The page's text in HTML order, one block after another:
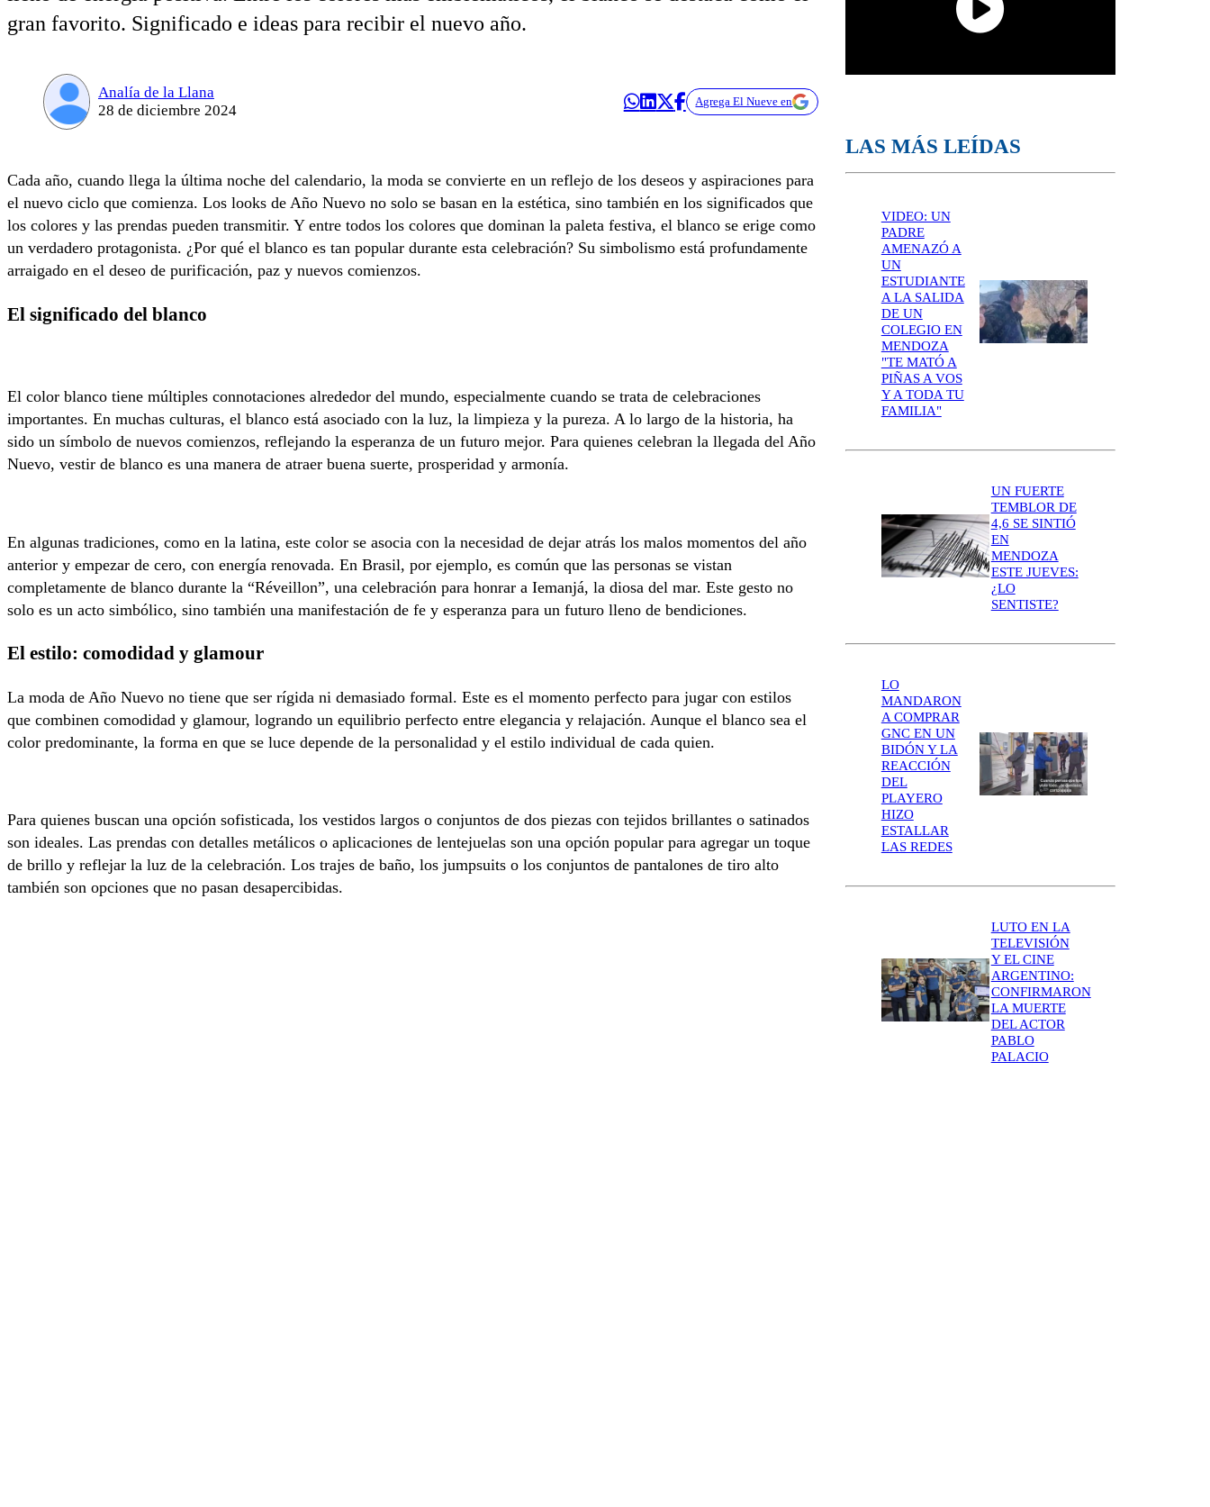
gran favorito. Significado e ideas para recibir el nuevo año.
Analía de la Llana
28 de diciembre 2024
Agrega El Nueve en
Cada año, cuando llega la última noche del calendario, la moda se convierte en un reflejo de los deseos y aspiraciones para
el nuevo ciclo que comienza. Los looks de Año Nuevo no solo se basan en la estética, sino también en los significados que
los colores y las prendas pueden transmitir. Y entre todos los colores que dominan la paleta festiva, el blanco se erige como
un verdadero protagonista. ¿Por qué el blanco es tan popular durante esta celebración? Su simbolismo está profundamente
arraigado en el deseo de purificación, paz y nuevos comienzos.
El significado del blanco
El color blanco tiene múltiples connotaciones alrededor del mundo, especialmente cuando se trata de celebraciones
importantes. En muchas culturas, el blanco está asociado con la luz, la limpieza y la pureza. A lo largo de la historia, ha
sido un símbolo de nuevos comienzos, reflejando la esperanza de un futuro mejor. Para quienes celebran la llegada del Año
Nuevo, vestir de blanco es una manera de atraer buena suerte, prosperidad y armonía.
En algunas tradiciones, como en la latina, este color se asocia con la necesidad de dejar atrás los malos momentos del año
anterior y empezar de cero, con energía renovada. En Brasil, por ejemplo, es común que las personas se vistan
completamente de blanco durante la “Réveillon”, una celebración para honrar a Iemanjá, la diosa del mar. Este gesto no
solo es un acto simbólico, sino también una manifestación de fe y esperanza para un futuro lleno de bendiciones.
El estilo: comodidad y glamour
La moda de Año Nuevo no tiene que ser rígida ni demasiado formal. Este es el momento perfecto para jugar con estilos
que combinen comodidad y glamour, logrando un equilibrio perfecto entre elegancia y relajación. Aunque el blanco sea el
color predominante, la forma en que se luce depende de la personalidad y el estilo individual de cada quien.
Para quienes buscan una opción sofisticada, los vestidos largos o conjuntos de dos piezas con tejidos brillantes o satinados
son ideales. Las prendas con detalles metálicos o aplicaciones de lentejuelas son una opción popular para agregar un toque
de brillo y reflejar la luz de la celebración. Los trajes de baño, los jumpsuits o los conjuntos de pantalones de tiro alto
también son opciones que no pasan desapercibidas.
LAS MÁS LEÍDAS
VIDEO: UN
PADRE
AMENAZÓ A
UN
ESTUDIANTE
A LA SALIDA
DE UN
COLEGIO EN
MENDOZA
"TE MATÓ A
PIÑAS A VOS
Y A TODA TU
FAMILIA"
UN FUERTE
TEMBLOR DE
4,6 SE SINTIÓ
EN
MENDOZA
ESTE JUEVES:
¿LO
SENTISTE?
LO
MANDARON
A COMPRAR
GNC EN UN
BIDÓN Y LA
REACCIÓN
DEL
PLAYERO
HIZO
ESTALLAR
LAS REDES
LUTO EN LA
TELEVISIÓN
Y EL CINE
ARGENTINO:
CONFIRMARON
LA MUERTE
DEL ACTOR
PABLO
PALACIO